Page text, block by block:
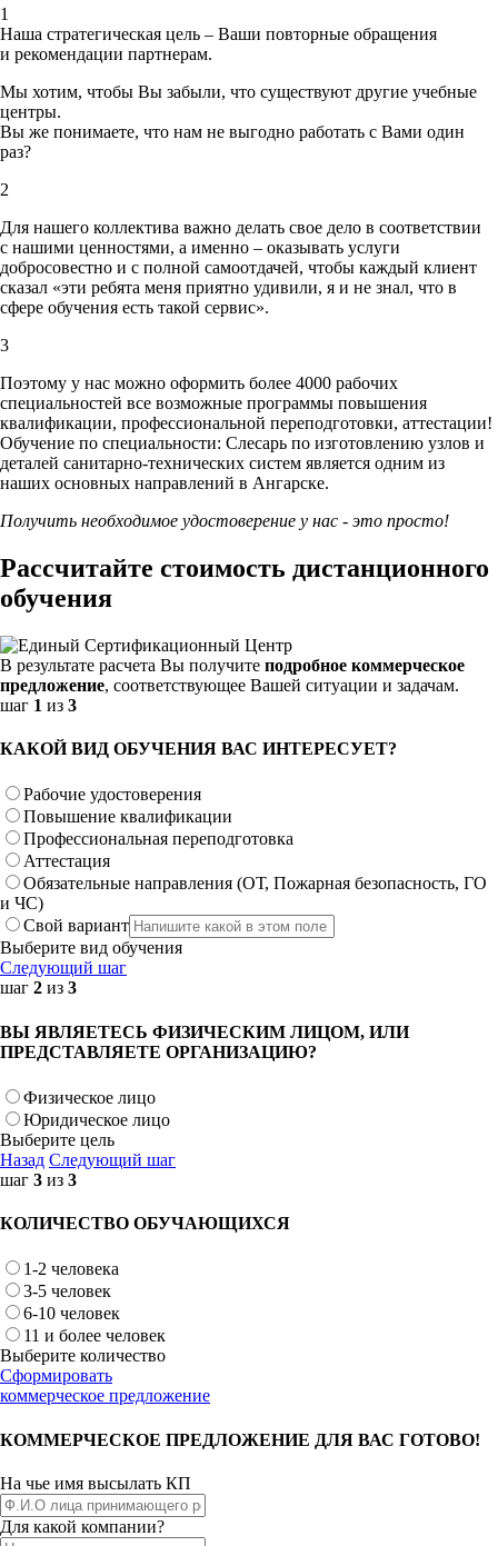
1
Наша стратегическая цель – Ваши повторные обращения
и рекомендации партнерам.
Мы хотим, чтобы Вы забыли, что существуют другие учебные
центры.
Вы же понимаете, что нам не выгодно работать с Вами один
раз?
2
Для нашего коллектива важно делать свое дело в соответствии
с нашими ценностями, а именно – оказывать услуги
добросовестно и с полной самоотдачей, чтобы каждый клиент
сказал «эти ребята меня приятно удивили, я и не знал, что в
сфере обучения есть такой сервис».
3
Поэтому у нас можно оформить более 4000 рабочих
специальностей все возможные программы повышения
квалификации, профессиональной переподготовки, аттестации!
Обучение по специальности: Слесарь по изготовлению узлов и
деталей санитарно-технических систем является одним из
наших основных направлений в Ангарске.
Получить необходимое удостоверение у нас - это просто!
Рассчитайте стоимость дистанционного
обучения
В результате расчета Вы получите подробное коммерческое
предложение, соответствующее Вашей ситуации и задачам.
шаг 1 из 3
КАКОЙ ВИД ОБУЧЕНИЯ ВАС ИНТЕРЕСУЕТ?
Рабочие удостоверения
Повышение квалификации
Профессиональная переподготовка
Аттестация
Обязательные направления (ОТ, Пожарная безопасность, ГО
и ЧС)
Свой вариант
Выберите вид обучения
Следующий шаг
шаг 2 из 3
ВЫ ЯВЛЯЕТЕСЬ ФИЗИЧЕСКИМ ЛИЦОМ, ИЛИ
ПРЕДСТАВЛЯЕТЕ ОРГАНИЗАЦИЮ?
Физическое лицо
Юридическое лицо
Выберите цель
Назад Следующий шаг
шаг 3 из 3
КОЛИЧЕСТВО ОБУЧАЮЩИХСЯ
1-2 человека
3-5 человек
6-10 человек
11 и более человек
Выберите количество
Сформировать
коммерческое предложение
КОММЕРЧЕСКОЕ ПРЕДЛОЖЕНИЕ ДЛЯ ВАС ГОТОВО!
На чье имя высылать КП
Для какой компании?